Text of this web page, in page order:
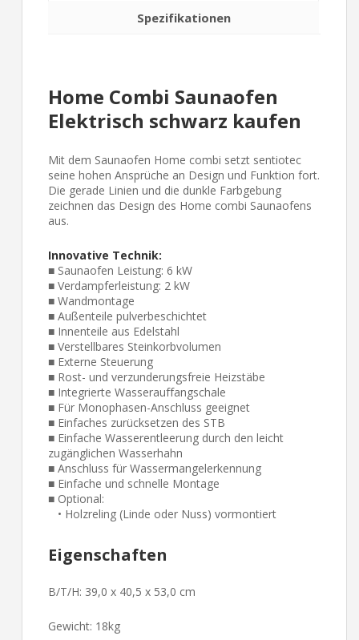
Spezifikationen
Home Combi Saunaofen
Elektrisch schwarz kaufen
Mit dem Saunaofen Home combi setzt sentiotec
seine hohen Ansprüche an Design und Funktion fort.
Die gerade Linien und die dunkle Farbgebung
zeichnen das Design des Home combi Saunaofens
aus.
Innovative Technik:
■ Saunaofen Leistung: 6 kW
■ Verdampferleistung: 2 kW
■ Wandmontage
■ Außenteile pulverbeschichtet
■ Innenteile aus Edelstahl
■ Verstellbares Steinkorbvolumen
■ Externe Steuerung
■ Rost- und verzunderungsfreie Heizstäbe
■ Integrierte Wasserauffangschale
■ Für Monophasen-Anschluss geeignet
■ Einfaches zurücksetzen des STB
■ Einfache Wasserentleerung durch den leicht
zugänglichen Wasserhahn
■ Anschluss für Wassermangelerkennung
■ Einfache und schnelle Montage
■ Optional:
• Holzreling (Linde oder Nuss) vormontiert
Eigenschaften
B/T/H: 39,0 x 40,5 x 53,0 cm
Gewicht: 18kg